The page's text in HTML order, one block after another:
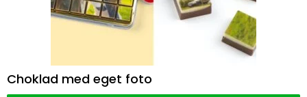
Choklad med eget foto